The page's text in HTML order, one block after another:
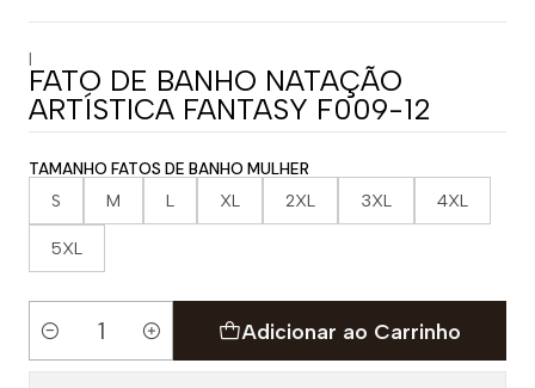
|
FATO DE BANHO NATAÇÃO
ARTÍSTICA FANTASY F009-12
TAMANHO FATOS DE BANHO MULHER
S M L XL 2XL 3XL 4XL
5XL
Quantidade
Adicionar ao Carrinho